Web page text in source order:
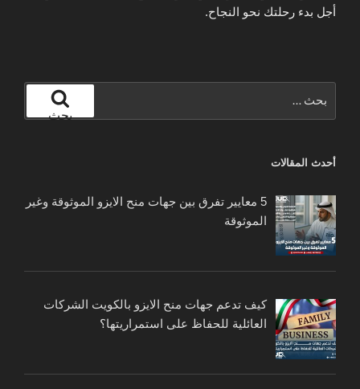
أجل بدء رحلتك نحو النجاح.
عن:
بحث
أحدث المقالات
5 معايير تفرق بين جهات منح الايزو الموثوقة وغير
الموثوقة
كيف تدعم جهات منح الايزو بالكويت الشركات
العائلية للحفاظ على استمراريتها؟